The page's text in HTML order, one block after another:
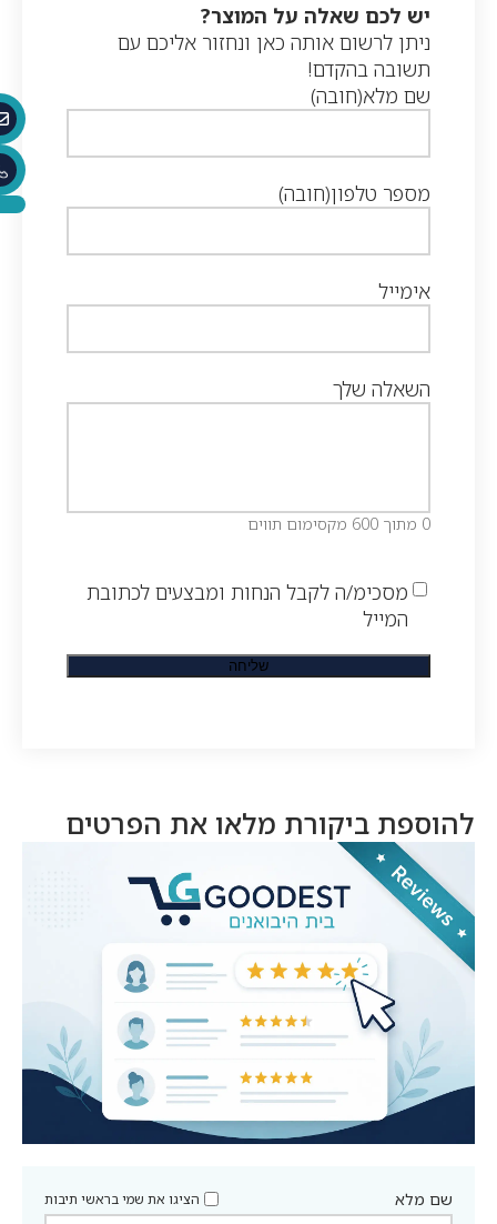
יש לכם שאלה על המוצר?
ניתן לרשום אותה כאן ונחזור אליכם עם
תשובה בהקדם!
שם מלא(חובה)
מספר טלפון(חובה)
אימייל
השאלה שלך
מסכימ/ה לקבל הנחות ומבצעים לכתובת
המייל
להוספת ביקורת מלאו את הפרטים
שם מלא הציגו את שמי בראשי תיבות